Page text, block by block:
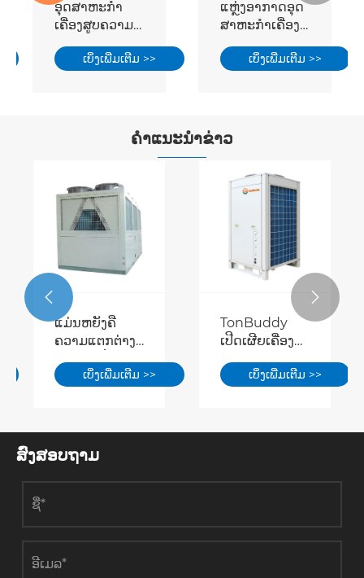
ອຸດສາຫະກໍາ
ເຄື່ອງສູບຄວາມ
ຮ້ອນທີ່ມີ
ປະສິດທິພາບສູງ
ເບິ່ງເພີ່ມເຕີມ >>
ແຫຼ່ງອາກາດອຸດ
ສາຫະກໍາເຄື່ອງ
ສູບນ້ໍາຄວາມ
ຮ້ອນສູງເບິ່ງເພີ່ມເຕີມ >>
ຄໍາແນະນໍາຂ່າວ
ເປັນຫຍັງການ
ຜະລິດອຸນຫະພູມ
ສູງທາງດ້ານ
ອາກາດທີ່ມີ
ປະຫຍັດພະລັງ
ງານສໍາລັບຍົກ
ລະດັບການ
ເບິ່ງເພີ່ມເຕີມ >>
ແມ່ນຫຍັງຄື
ຄວາມແຕກຕ່າງ
ລະຫວ່າງປ້ຳ
ຄວາມຮ້ອນ ແລະ
ເບິ່ງເພີ່ມເຕີມ >>
 
ສົ່ງສອບຖາມ